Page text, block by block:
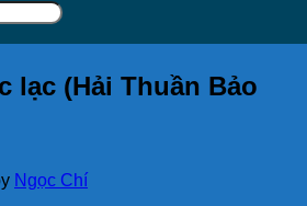
lạc (Hải Thuần Bảo
Ngọc Chí